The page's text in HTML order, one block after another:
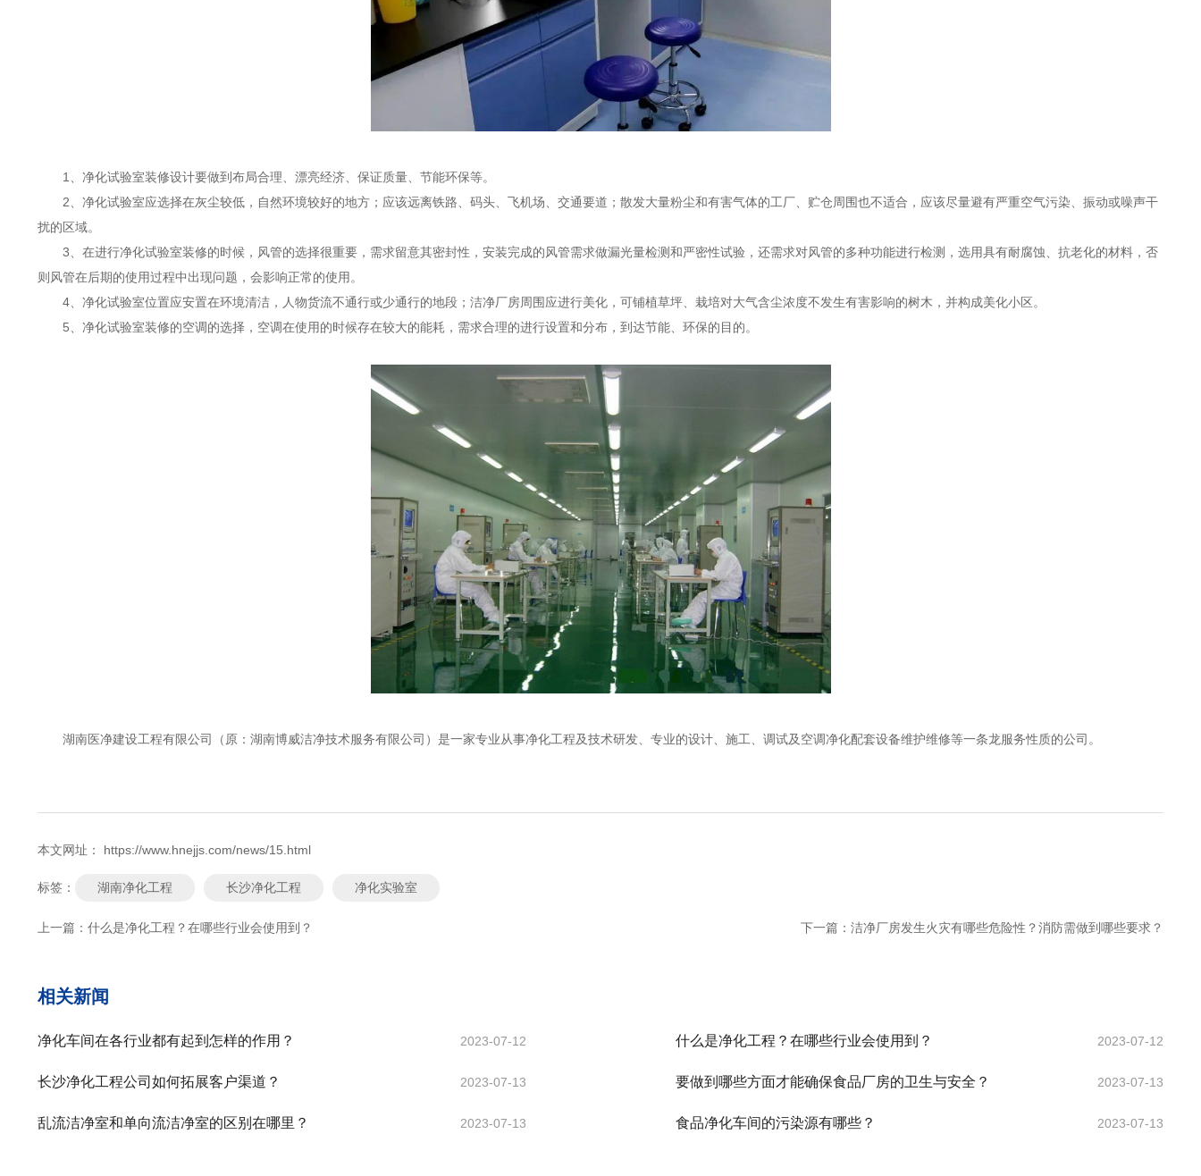
1、净化试验室装修设计要做到布局合理、漂亮经济、保证质量、节能环保等。
2、净化试验室应选择在灰尘较低，自然环境较好的地方；应该远离铁路、码头、飞机场、交通要道；散发大量粉尘和有害气体的工厂、贮仓周围也不适合，应该尽量避有严重空气污染、振动或噪声干
扰的区域。
3、在进行净化试验室装修的时候，风管的选择很重要，需求留意其密封性，安装完成的风管需求做漏光量检测和严密性试验，还需求对风管的多种功能进行检测，选用具有耐腐蚀、抗老化的材料，否
则风管在后期的使用过程中出现问题，会影响正常的使用。
4、净化试验室位置应安置在环境清洁，人物货流不通行或少通行的地段；洁净厂房周围应进行美化，可铺植草坪、栽培对大气含尘浓度不发生有害影响的树木，并构成美化小区。
5、净化试验室装修的空调的选择，空调在使用的时候存在较大的能耗，需求合理的进行设置和分布，到达节能、环保的目的。
湖南医净建设工程有限公司（原：湖南博威洁净技术服务有限公司）是一家专业从事净化工程及技术研发、专业的设计、施工、调试及空调净化配套设备维护维修等一条龙服务性质的公司。
本文网址： https://www.hnejjs.com/news/15.html
标签： 湖南净化工程 长沙净化工程 净化实验室
上一篇： 什么是净化工程？在哪些行业会使用到？ 下一篇： 洁净厂房发生火灾有哪些危险性？消防需做到哪些要求？
相关新闻
2023-07-12
净化车间在各行业都有起到怎样的作用？ 2023-07-12
什么是净化工程？在哪些行业会使用到？
2023-07-13
长沙净化工程公司如何拓展客户渠道？ 2023-07-13
要做到哪些方面才能确保食品厂房的卫生与安全？
2023-07-13
乱流洁净室和单向流洁净室的区别在哪里？ 2023-07-13
食品净化车间的污染源有哪些？